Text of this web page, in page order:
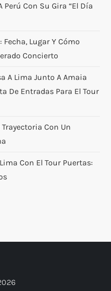
Perú Con Su Gira “El Día
Fecha, Lugar Y Cómo
Concierto
A Lima Junto A Amaia
De Entradas Para El Tour
Con Un
Con El Tour Puertas: